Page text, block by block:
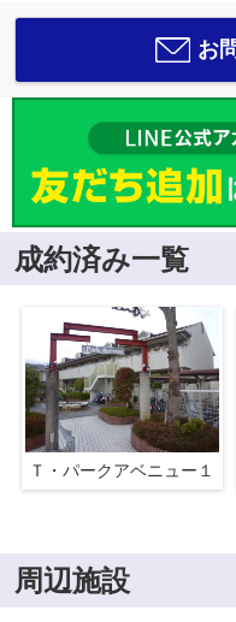
お
成約済み一覧
Ｔ・パークアベニュー１
周辺施設